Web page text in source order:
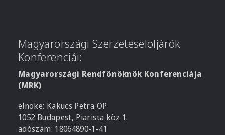
Magyarországi Szerzeteselöljárók
Konferenciái:
Magyarországi Rendfőnöknők Konferenciája
(MRK)
elnöke: Kakucs Petra OP
1052 Budapest, Piarista köz 1.
adószám: 18064890-1-41